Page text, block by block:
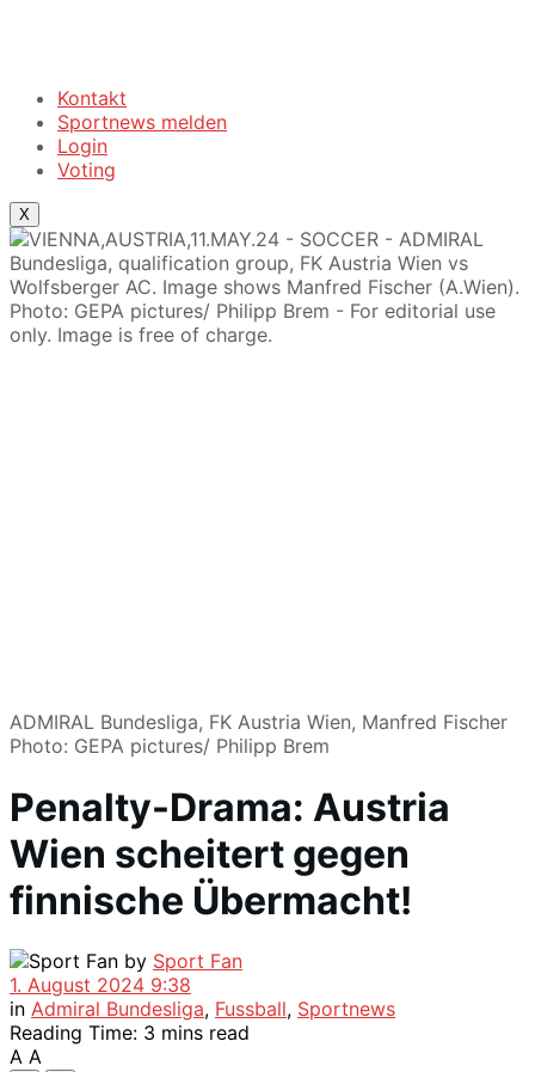
Kontakt
Sportnews melden
Login
Voting
X
ADMIRAL Bundesliga, FK Austria Wien, Manfred Fischer
Photo: GEPA pictures/ Philipp Brem
Penalty-Drama: Austria
Wien scheitert gegen
finnische Übermacht!
by Sport Fan
1. August 2024 9:38
in Admiral Bundesliga, Fussball, Sportnews
Reading Time: 3 mins read
A A